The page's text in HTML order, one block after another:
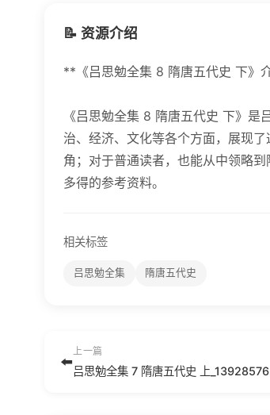
📝 资源介绍
**《吕思勉全集 8 隋唐五代史 下》
《吕思勉全集 8 隋唐五代史 下》
治、经济、文化等各个方面，展现
角；对于普通读者，也能从中领略
多得的参考资料。
相关标签
吕思勉全集 隋唐五代史
⬅️
上一篇
吕思勉全集 7 隋唐五代史 上